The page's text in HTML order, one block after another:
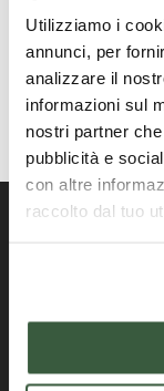
Utilizziamo i
annunci, per
analizzare il
informazioni sul
nostri partner
pubblicità e
con altre
raccolto dal tuo
Official